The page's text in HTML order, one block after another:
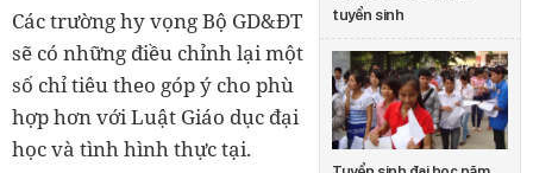
tuyển sinh
Các trường hy vọng Bộ GD&ĐT
sẽ có những điều chỉnh lại một
số chỉ tiêu theo góp ý cho phù
hợp hơn với Luật Giáo dục đại
học và tình hình thực tại.